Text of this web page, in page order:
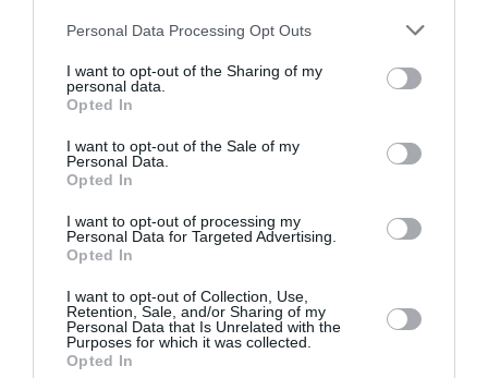
Personal Data Processing Opt Outs
I want to opt-out of the Sharing of my
personal data.
Opted In
I want to opt-out of the Sale of my
Personal Data.
Opted In
I want to opt-out of processing my
Personal Data for Targeted Advertising.
Opted In
I want to opt-out of Collection, Use,
Retention, Sale, and/or Sharing of my
Personal Data that Is Unrelated with the
Purposes for which it was collected.
Opted In
Ceci n’est en rien typique du modèle low
s’appelle “yield management”et est
pratique par toutes les compagnies
ou ce que vous voudrez…même les
places des rencontres sportives se
vendent sur ce principe…
Pour ce qui est d’AF dont”le billet moyen
aurait été autour de 120€”:peut être..mais
Vous le connaissez et pouvez nous le
dire?> ou < a 120€?